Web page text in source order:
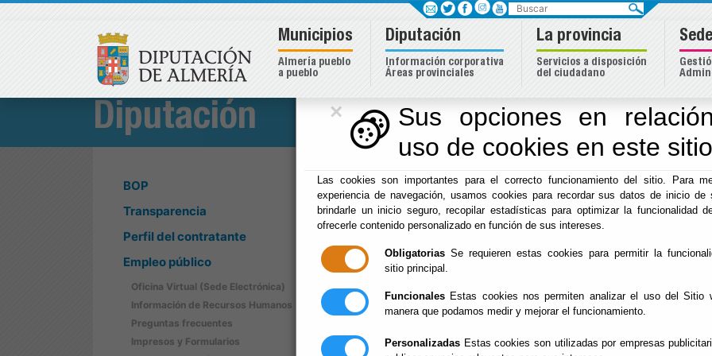
×
Sus opciones en
uso de cookies en este sitio
Las cookies son importantes para el correcto funcionamiento del sitio. Para
experiencia de navegación, usamos cookies para recordar sus datos de inicio de
brindarle un inicio seguro, recopilar estadísticas para optimizar la funcionalidad
ofrecerle contenido personalizado en función de sus intereses.
Obligatorias Se requieren estas cookies para permitir la
sitio principal.
Funcionales Estas cookies nos permiten analizar el uso del Sitio
manera que podamos medir y mejorar el funcionamiento.
Personalizadas Estas cookies son utilizadas por empresas
Diputación
BOP
Transparencia
Perfil del contratante
Empleo público
Oficina Virtual (Sede Electrónica)
Información de Recursos Humanos
Preguntas frecuentes
Impresos y Formularios
Inicio -Diputación - Organigrama de la Diputación de
Organigrama de la
Almería
Escuchar
Información de Organigrama y
Buscar
Municipios
Almería pueblo
a pueblo
Diputación
Información corporativa
Áreas provinciales
La provincia
Servicios a disposición
del ciudadano